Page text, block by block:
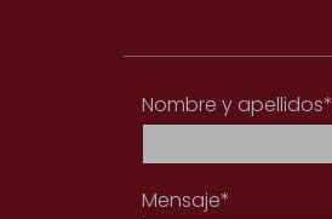
Nombre y apellidos*
Mensaje*